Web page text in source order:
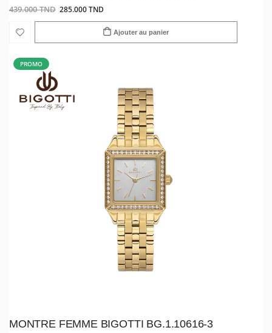
439.000 TND 285.000 TND
Ajouter au panier
PROMO
MONTRE FEMME BIGOTTI BG.1.10616-3